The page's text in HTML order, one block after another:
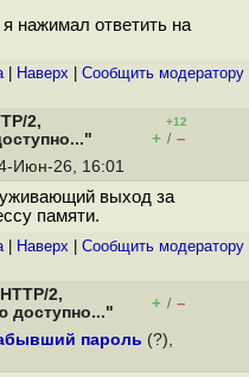
нажимал ответить на
| Наверх Cообщить модератору
2,
+12
+ / –
Июн-26, 16:01
выход за
памяти.
| Наверх Cообщить модератору
2,
доступно..."
+ / –
пароль (?),